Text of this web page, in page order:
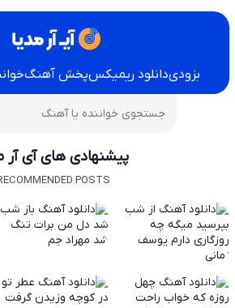
بزودیدانلود ریمیکسپخش آهنگ
پیشنهادی های آی آر
POSTS